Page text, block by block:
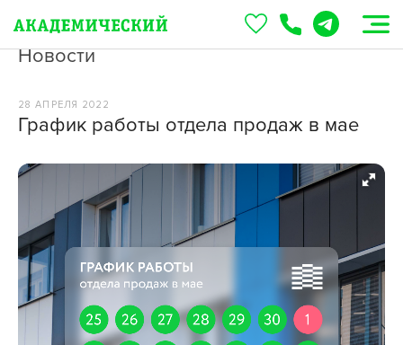
Новости
28 АПРЕЛЯ 2022
График работы отдела продаж в мае